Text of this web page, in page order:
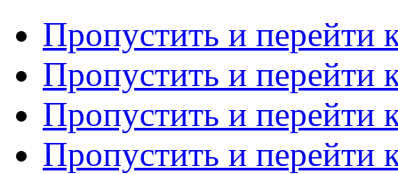
Пропустить и перейти
Пропустить и перейти
Пропустить и перейти
Пропустить и перейти